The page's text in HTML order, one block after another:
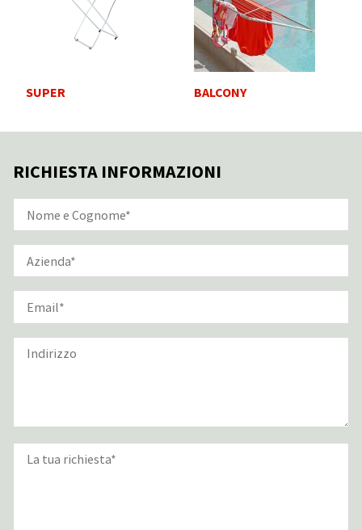
SUPER BALCONY
RICHIESTA INFORMAZIONI